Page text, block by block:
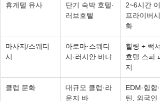
휴게텔 유사
단기 숙박 호텔·
러브호텔
2~6시간
프라이버시
화
마사지/스웨디
시
아로마·스웨디
시·러시안 바냐
힐링 + 럭
호텔 스파
지
클럽 문화
대규모 클럽·라
운지 바
EDM·힙합·
틴, 외국인